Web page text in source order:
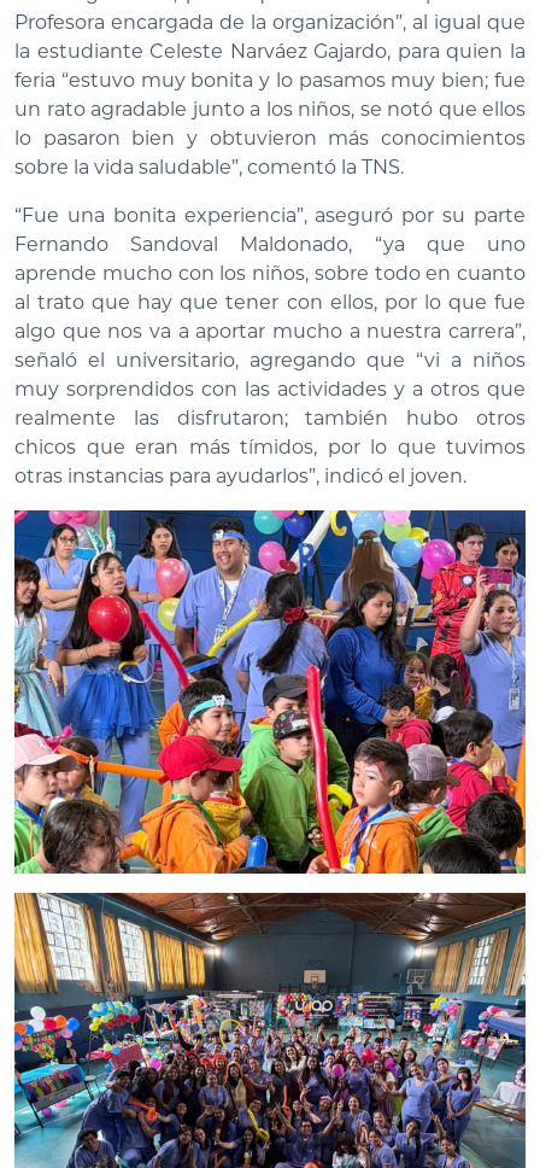
Profesora encargada de la organización”, al igual que
la estudiante Celeste Narváez Gajardo, para quien la
feria “estuvo muy bonita y lo pasamos muy bien; fue
un rato agradable junto a los niños, se notó que ellos
lo pasaron bien y obtuvieron más conocimientos
sobre la vida saludable”, comentó la TNS.
“Fue una bonita experiencia”, aseguró por su parte
Fernando Sandoval Maldonado, “ya que uno
aprende mucho con los niños, sobre todo en cuanto
al trato que hay que tener con ellos, por lo que fue
algo que nos va a aportar mucho a nuestra carrera”,
señaló el universitario, agregando que “vi a niños
muy sorprendidos con las actividades y a otros que
realmente las disfrutaron; también hubo otros
chicos que eran más tímidos, por lo que tuvimos
otras instancias para ayudarlos”, indicó el joven.